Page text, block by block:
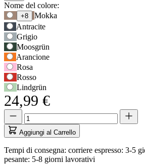
Opzioni
prodotto
Nome del colore:
Usa
il
tasto
Tab
per
accedere
alla
prima
opzione,
poi
i
tasti
freccia
per
tra
le
+8
Mokka
Antracite
Grigio
Moosgrün
Arancione
Rosa
Rosso
Lindgrün
24,99 €
Quantità
aggiornata
1
Quantità
Aggiungi al Carrello
Tempi di consegna: corriere espresso: 3-5
pesante: 5-8 giorni lavorativi